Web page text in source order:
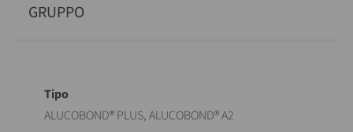
GRUPPO
Descrizione
ALUCOBOND® PLUS, ALUCOBOND® A2